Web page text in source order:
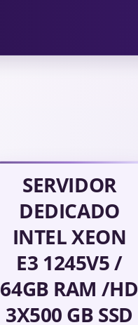
SERVIDOR
DEDICADO
INTEL XEON
E3 1245V5 /
64GB RAM /HD
3X500 GB SSD